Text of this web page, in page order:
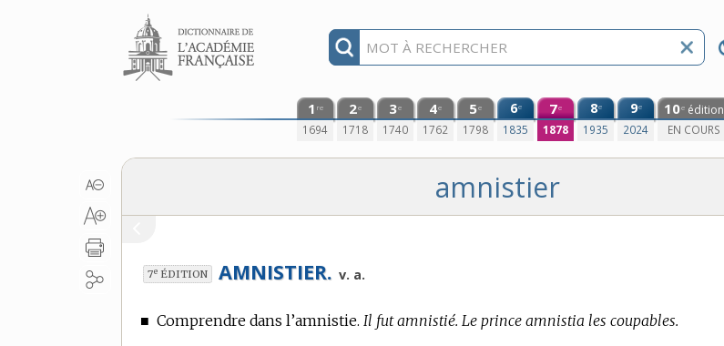
Aller au contenu
1 re
1694
2e
1718
3e
1740
4e
1762
5e
1798
6e
1835
7e
1878
8e
1935
9e
2024
10e édition
EN COURS
amnistier
7e ÉDITION AMNISTIER. v. a.
■ Comprendre dans l’amnistie. Il fut amnistié. Le prince amnistia les coupables.